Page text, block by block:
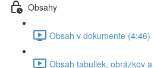
Obsahy
Obsah v dokumente (4:46)
Obsah tabuliek, obrázkov